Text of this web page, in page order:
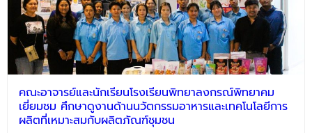
คณะอาจารย์และนักเรียนโรงเรียนพิทยาลงกรณ์พิทยาคม
เยี่ยมชม ศึกษาดูงานด้านนวัตกรรมอาหารและเทคโนโลยีการ
ผลิตที่เหมาะสมกับผลิตภัณฑ์ชุมชน